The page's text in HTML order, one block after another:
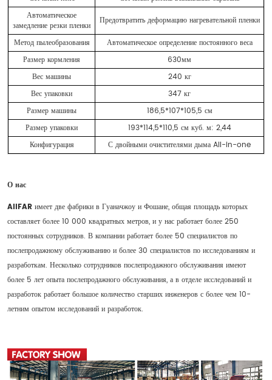
Автоматическое
замедление резки пленки
Предотвратить деформацию нагревательной пленки
Метод пылеобразования
Автоматическое определение постоянного веса
Размер кормления
630мм
Вес машины
240 кг
Вес упаковки
347 кг
Размер машины
186,5*107*105,5 см
Размер упаковки
193*114,5*110,5 см куб. м: 2,44
Конфигурация
С двойными очистителями дыма All-in-one
О нас
AIIFAR имеет две фабрики в Гуаначжоу и Фошане, общая площадь которых
составляет более 10 000 квадратных метров, и у нас работает более 250
постоянных сотрудников. В компании работает более 50 специалистов по
послепродажному обслуживанию и более 30 специалистов по исследованиям и
разработкам. Несколько сотрудников послепродажного обслуживания имеют
более 5 лет опыта послепродажного обслуживания, а в отделе исследований и
разработок работает большое количество старших инженеров с более чем 10-
летним опытом исследований и разработок.